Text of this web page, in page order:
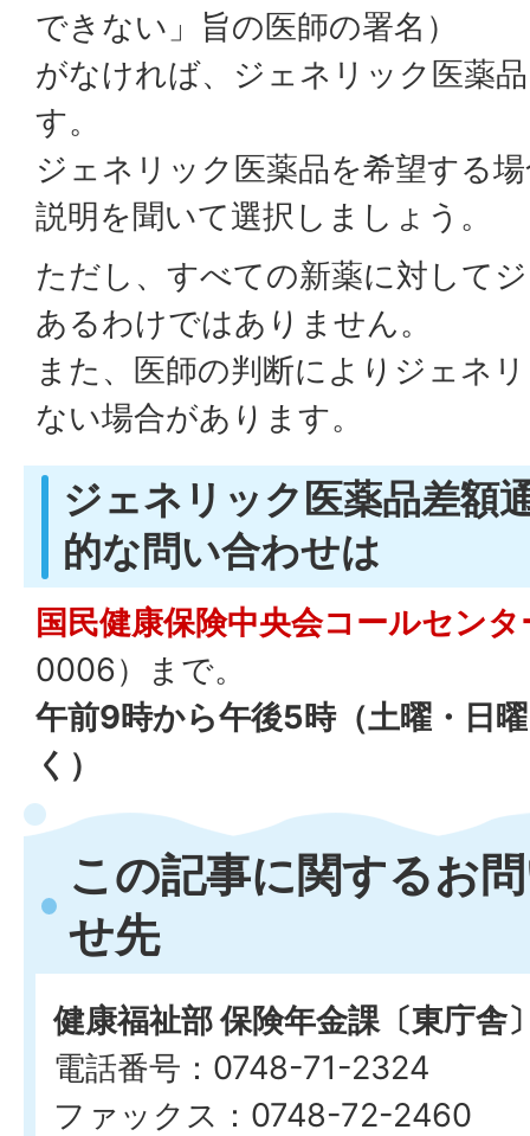
できない」旨の医師の署名）
がなければ、ジェネリック医薬
す。
ジェネリック医薬品を希望する
説明を聞いて選択しましょう。
ただし、すべての新薬に対して
あるわけではありません。
また、医師の判断によりジェネ
ない場合があります。
ジェネリック医薬品差額
的な問い合わせは
国民健康保険中央会コールセンタ
0006）まで。
午前9時から午後5時（土曜・日
く）
この記事に関するお
せ先
健康福祉部 保険年金課〔東庁舎
電話番号：0748-71-2324
ファックス：0748-72-2460